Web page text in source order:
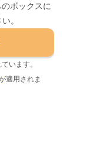
ボックスに
。
います。
適用されま